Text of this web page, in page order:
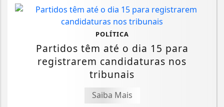
POLÍTICA
Partidos têm até o dia 15 para
registrarem candidaturas nos
tribunais
Saiba Mais